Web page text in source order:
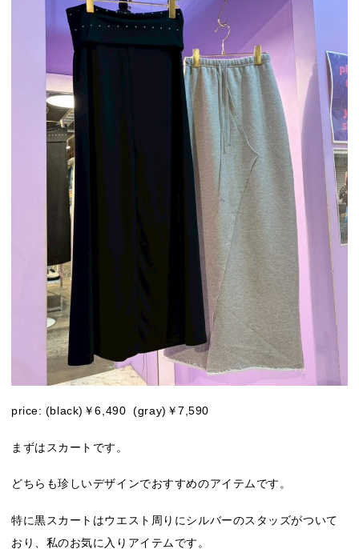
price: (black)￥6,490 (gray)￥7,590
まずはスカートです。
どちらも珍しいデザインでおすすめのアイテムです。
特に黒スカートはウエスト周りにシルバーのスタッズがついて
おり、私のお気に入りアイテムです。